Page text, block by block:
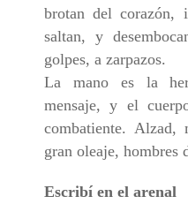
brotan del corazón,
saltan, y
golpes, a zarpazos.
La mano es la
mensaje, y el
combatiente. Alzad,
gran oleaje, hombres
Escribí en el arenal